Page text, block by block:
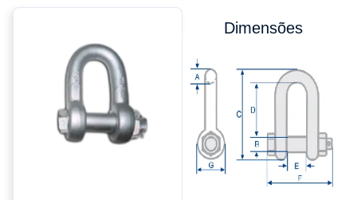
Dimensões